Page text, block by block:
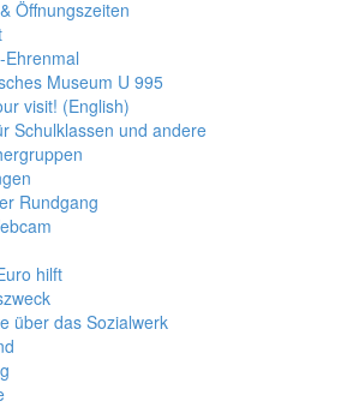
Öffnungszeiten
Ehrenmal
Museum U 995
visit! (English)
Schulklassen und andere
Rundgang
hilft
über das Sozialwerk